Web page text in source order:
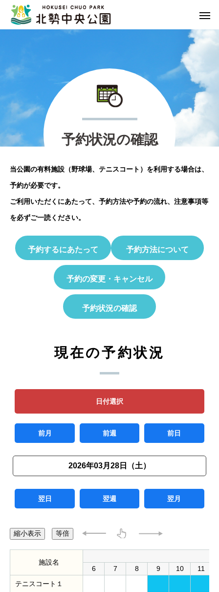
予約状況の確認
当公園の有料施設（野球場、テニスコート）を利用する場合は、
予約が必要です。
ご利用いただくにあたって、予約方法や予約の流れ、注意事項等
を必ずご一読ください。
予約するにあたって 予約方法について
予約の変更・キャンセル
予約状況の確認
現在の予約状況
日付選択
前月 前週 前日
2026年03月28日（土）
翌日 翌週 翌月
縮小表示 等倍
施設名
6
7 8 9 10 11
テニスコート１